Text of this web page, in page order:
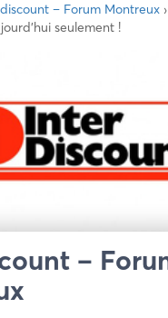
– Forum Montreux ›
seulement !
–